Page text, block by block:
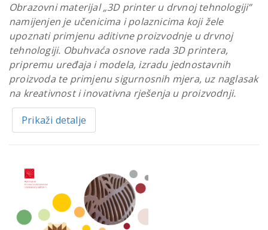
Obrazovni materijal „3D printer u drvnoj tehnologiji”
namijenjen je učenicima i polaznicima koji žele
upoznati primjenu aditivne proizvodnje u drvnoj
tehnologiji. Obuhvaća osnove rada 3D printera,
pripremu uređaja i modela, izradu jednostavnih
proizvoda te primjenu sigurnosnih mjera, uz naglasak
na kreativnost i inovativna rješenja u proizvodnji.
Prikaži detalje